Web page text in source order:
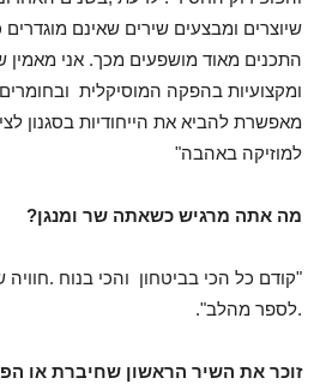
שיוצרים ומבצעים שירים שאינם
התכנים מאוד מושפעים מכך. אני
ומקצועיות בהפקה המוסיקלית
מאפשרת להביא את הייחודיות בסגנון
למוזיקה באהבה"
מה אתה מרגיש כשאתה שר ומנגן?
"קודם כל הכי בביטחון והכי בנוח
.לספר מהלב".
זוכר את השיר הראשון שחיברת או